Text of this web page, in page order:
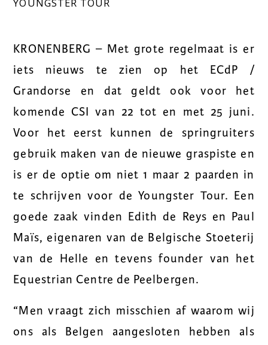
YOUNGSTER TOUR
KRONENBERG – Met grote regelmaat is er
iets nieuws te zien op het ECdP /
Grandorse en dat geldt ook voor het
komende CSI van 22 tot en met 25 juni.
Voor het eerst kunnen de springruiters
gebruik maken van de nieuwe graspiste en
is er de optie om niet 1 maar 2 paarden in
te schrijven voor de Youngster Tour. Een
goede zaak vinden Edith de Reys en Paul
Maïs, eigenaren van de Belgische Stoeterij
van de Helle en tevens founder van het
Equestrian Centre de Peelbergen.
“Men vraagt zich misschien af waarom wij
ons als Belgen aangesloten hebben als